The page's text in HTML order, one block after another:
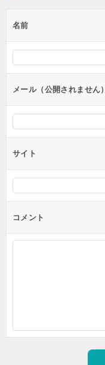
ー
シ
ン
名前
メール（公開されません）
サイト
コメント